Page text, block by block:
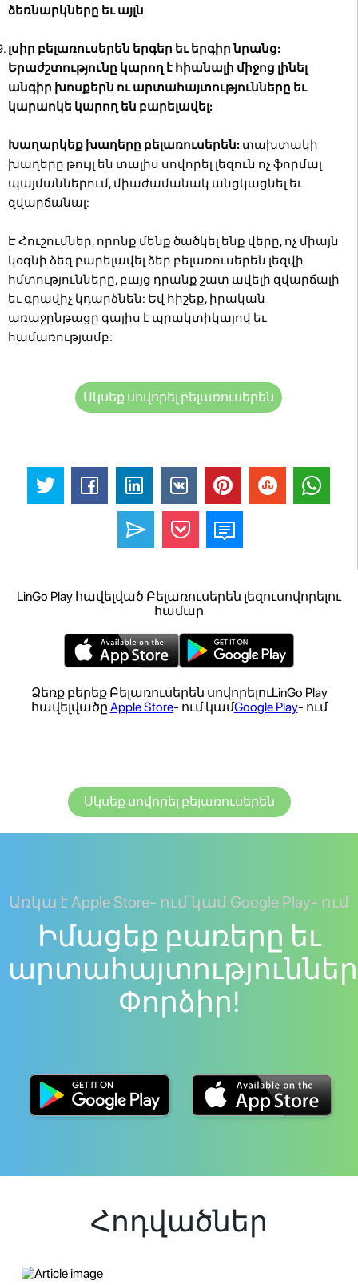
ձեռնարկները եւ այլն
լսիր բելառուսերեն երգեր եւ երգիր նրանց:
Երաժշտությունը կարող է հիանալի միջոց լինել
անգիր խոսքերն ու արտահայտությունները եւ
կարաոկե կարող են բարելավել:
Խաղարկեք խաղերը բելառուսերեն: տախտակի
խաղերը թույլ են տալիս սովորել լեզուն ոչ ֆորմալ
պայմաններում, միաժամանակ անցկացնել եւ
զվարճանալ:
Է Հուշումներ, որոնք մենք ծածկել ենք վերը, ոչ միայն
կօգնի ձեզ բարելավել ձեր բելառուսերեն լեզվի
հմտությունները, բայց դրանք շատ ավելի զվարճալի
եւ գրավիչ կդարձնեն: Եվ հիշեք, իրական
առաջընթացը գալիս է պրակտիկայով եւ
համառությամբ:
Սկսեք սովորել բելառուսերեն
LinGo Play հավելված Բելառուսերեն լեզուսովորելու
համար
Ձեռք բերեք Բելառուսերեն սովորելուLinGo Play
հավելվածը Apple Store- ում կամGoogle Play- ում
Սկսեք սովորել բելառուսերեն
Առկա է Apple Store- ում կամ Google Play- ում
Իմացեք բառերը եւ
Փորձիր!
Հոդվածներ